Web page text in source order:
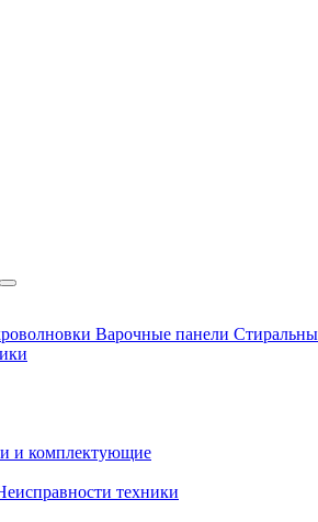
Варочные панели
и комплектующие
техники